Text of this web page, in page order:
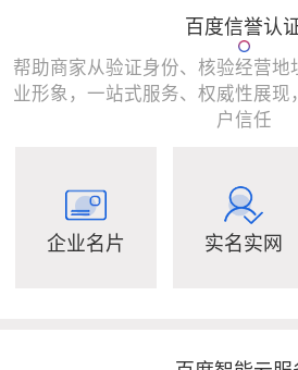
百度信誉认
帮助商家从验证身份、核验经营
业形象，一站式服务、权威性展
户信任
企业名片 实名实网